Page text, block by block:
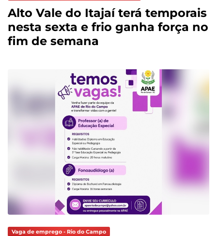
Alto Vale do Itajaí terá temporais
nesta sexta e frio ganha força no
fim de semana
Vaga de emprego - Rio do Campo